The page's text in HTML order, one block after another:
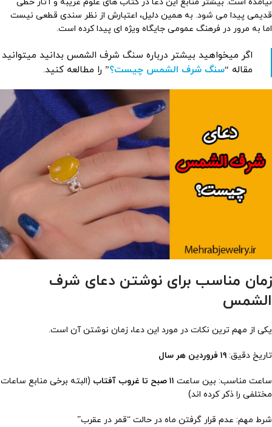
قدیمی پیدا می شود. به همین دلیل، اعتبارش از نظر سندی قطعی نیست
اما به مرور در فرهنگ عمومی جایگاه ویژه ای پیدا کرده است.
اگر میخواهید بیشتر درباره سنگ شرف الشمس بدانید میتوانید
مقاله “سنگ شرف الشمس چیست؟” را مطالعه کنید.
زمان مناسب برای نوشتن دعای شرف
الشمس
یکی از مهم ترین نکات در مورد این دعا، زمان نوشتن آن است.
تاریخ دقیق: ۱۹ فروردین هر سال
ساعت مناسب: بین ساعت ۱۱ صبح تا غروب آفتاب
(البته برخی منابع ساعات
مختلفی را ذکر کرده اند)
شرط مهم: عدم قرار گرفتن ماه در حالت “قمر در عقرب”